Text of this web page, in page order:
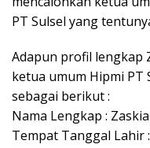
PT Sulsel yang
Adapun profil lengkap
ketua umum Hipmi PT
sebagai berikut :
Nama Lengkap :
Tempat Tanggal Lahir